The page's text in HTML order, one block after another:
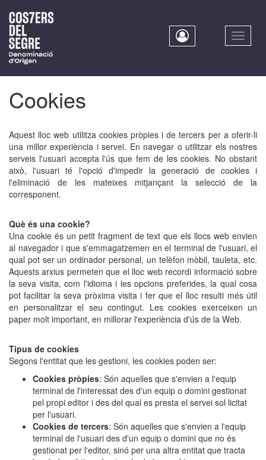
main
content
Toggle
Cookies
Aquest lloc web utilitza cookies pròpies i de tercers per a oferir-li
una millor experiència i servei. En navegar o utilitzar els nostres
serveis l'usuari accepta l'ús que fem de les cookies. No obstant
això, l'usuari té l'opció d'impedir la generació de cookies i
l'eliminació de les mateixes mitjançant la selecció de la
corresponent.
Què és una cookie?
Una cookie és un petit fragment de text que els llocs web envien
al navegador i que s'emmagatzemen en el terminal de l'usuari, el
qual pot ser un ordinador personal, un telèfon mòbil, tauleta, etc.
Aquests arxius permeten que el lloc web recordi informació sobre
la seva visita, com l'idioma i les opcions preferides, la qual cosa
pot facilitar la seva pròxima visita i fer que el lloc resulti més útil
en personalitzar el seu contingut. Les cookies exerceixen un
paper molt important, en millorar l'experiència d'ús de la Web.
Tipus de cookies
Segons l'entitat que les gestioni, les cookies poden ser:
Cookies pròpies: Són aquelles que s'envien a l'equip
terminal de l'interessat des d'un equip o domini gestionat
pel propi editor i des del qual es presta el servei sol·licitat
per l'usuari.
Cookies de tercers: Són aquelles que s'envien a l'equip
terminal de l'usuari des d'un equip o domini que no és
gestionat per l'editor, sinó per una altra entitat que tracta